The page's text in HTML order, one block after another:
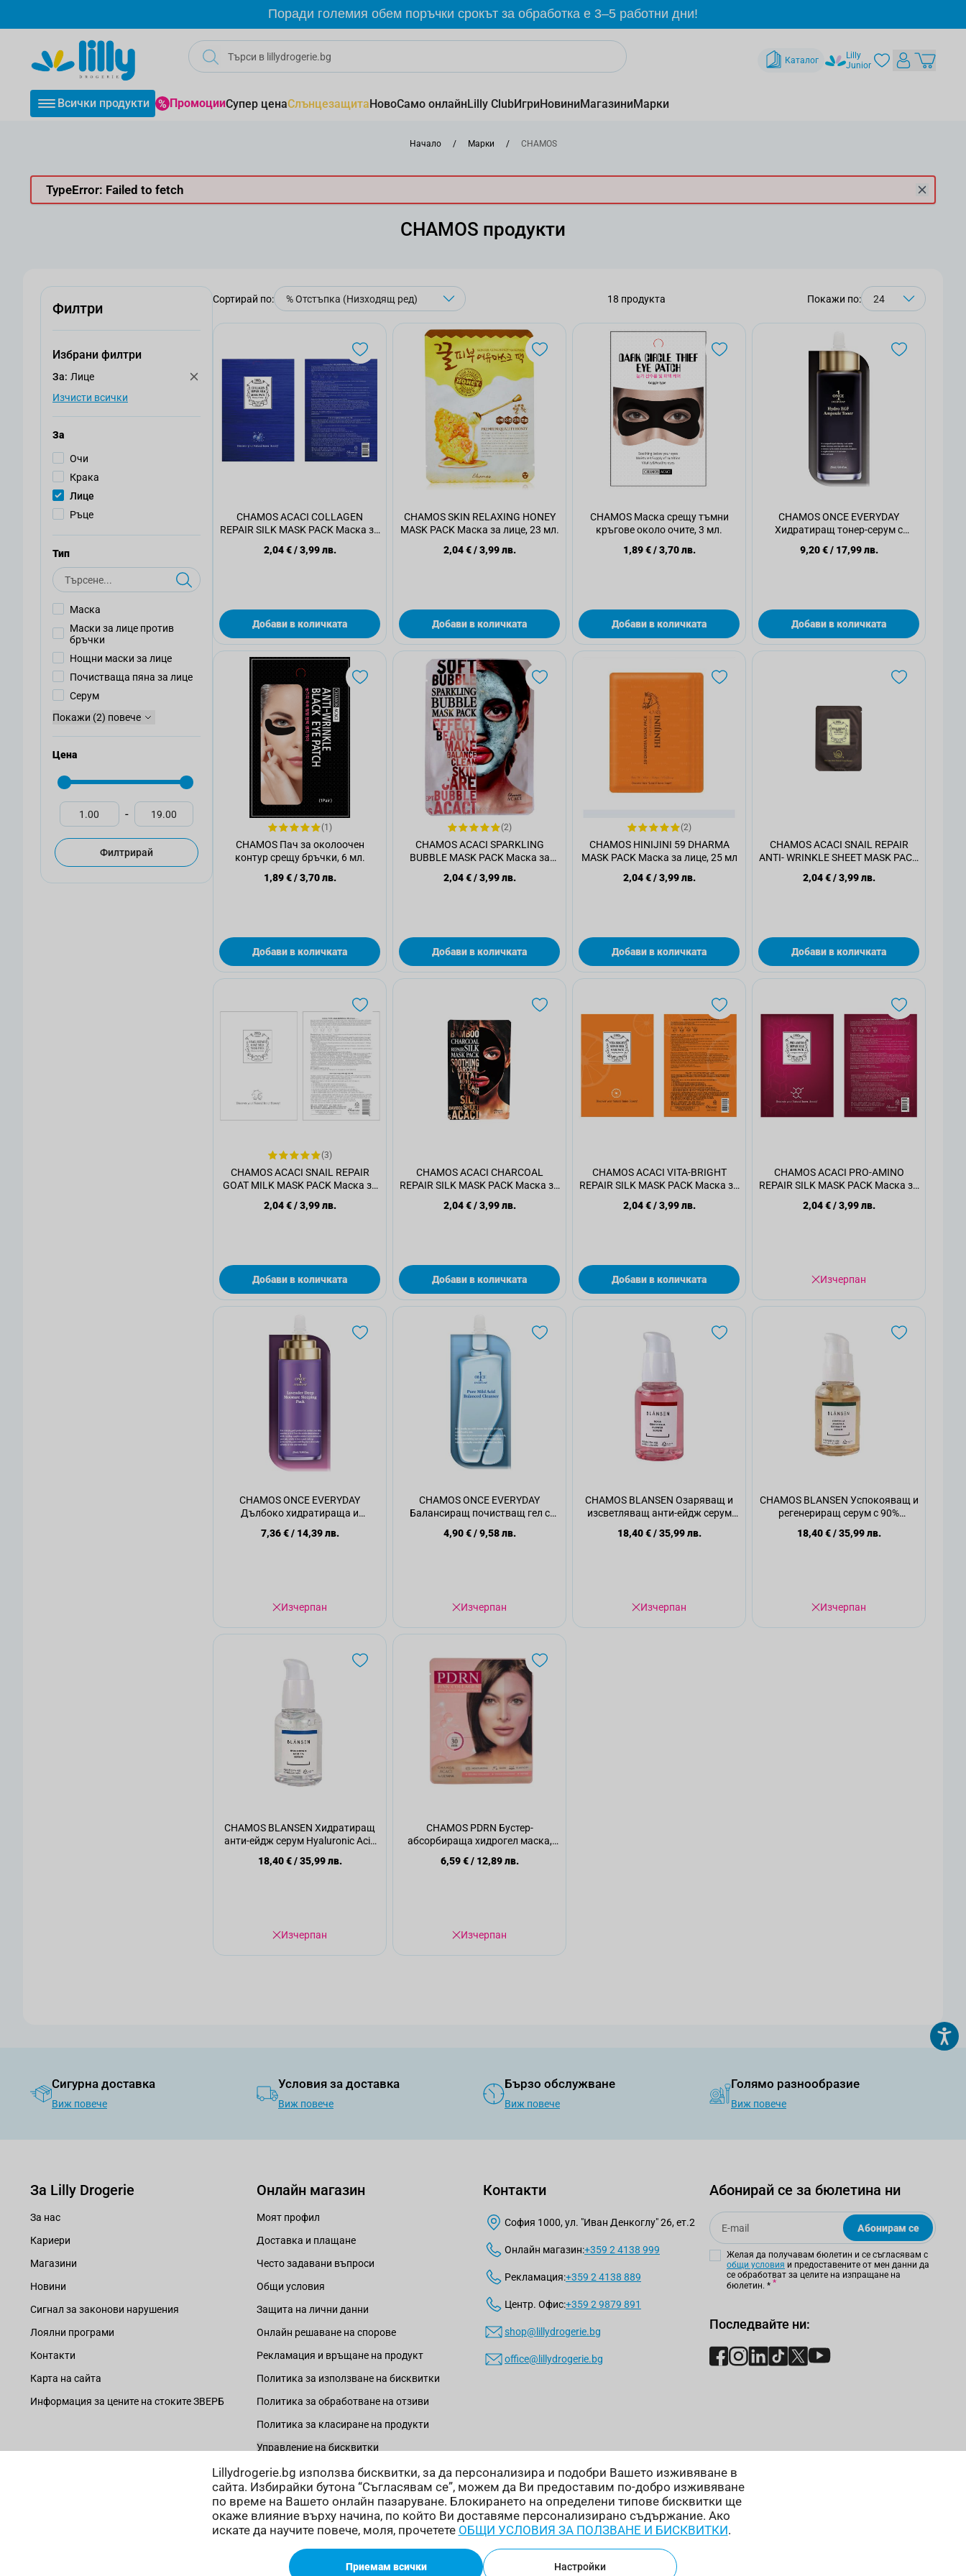
Lillydrogerie.bg използва бисквитки, за да персонализира и подобри Вашето изживяване в
сайта. Избирайки бутона “Съгласявам се”, можем да Ви предоставим по-добро изживяване
по време на Вашето онлайн пазаруване. Блокирането на определени типове бисквитки ще
окаже влияние върху начина, по който Ви доставяме персонализирано съдържание. Ако
искате да научите повече, моля, прочетете ОБЩИ УСЛОВИЯ ЗА ПОЛЗВАНЕ И БИСКВИТКИ.
Приемам всички Настройки
Поради големия обем поръчки срокът за обработка е 3–5 работни дни!
Каталог
Lilly
Junior
Всички продукти ПромоцииСупер ценаСлънцезащитаНовоСамо онлайнLilly ClubИгриНовиниМагазиниМарки
Начало / Марки / CHAMOS
TypeError: Failed to fetch
CHAMOS продукти
Филтри
Избрани филтри
За: Лице
Изчисти всички
За
Oчи
Крака
Лице
Ръце
Тип
Търсене
Маска
Маски за лице против
бръчки
Нощни маски за лице
Почистваща пяна за лице
Серум
Покажи (2) повече
Цена
-
Филтрирай
Сортирай по: 18 продукта Покажи по:
CHAMOS ACACI COLLAGEN
REPAIR SILK MASK PACK Маска за
2,04 €/3,99 лв.
Добави в количката
CHAMOS SKIN RELAXING HONEY
MASK PACK Маска за лице, 23 мл.
2,04 €/3,99 лв.
Добави в количката
CHAMOS Маска срещу тъмни
кръгове около очите, 3 мл.
1,89 €/3,70 лв.
Добави в количката
CHAMOS ONCE EVERYDAY
Хидратиращ тонер-серум с
комплекс EGF, 25 мл
9,20 €/ 17,99 лв.
Добави в количката
(1)
CHAMOS Пач за околоочен
контур срещу бръчки, 6 мл.
1,89 €/3,70 лв.
Добави в количката
(2)
CHAMOS ACACI SPARKLING
BUBBLE MASK PACK Маска за
2,04 €/3,99 лв.
Добави в количката
(2)
CHAMOS HINIJINI 59 DHARMA
MASK PACK Маска за лице, 25 мл
2,04 €/3,99 лв.
Добави в количката
CHAMOS ACACI SNAIL REPAIR
ANTI- WRINKLE SHEET MASK PACK
2,04 €/3,99 лв.
Добави в количката
(3)
CHAMOS ACACI SNAIL REPAIR
GOAT MILK MASK PACK Маска за
2,04 €/3,99 лв.
Добави в количката
CHAMOS ACACI CHARCOAL
REPAIR SILK MASK PACK Маска за
2,04 €/3,99 лв.
Добави в количката
CHAMOS ACACI VITA-BRIGHT
REPAIR SILK MASK PACK Маска за
2,04 €/3,99 лв.
Добави в количката
CHAMOS ACACI PRO-AMINO
REPAIR SILK MASK PACK Маска за
2,04 €/3,99 лв.
Изчерпан
CHAMOS ONCE EVERYDAY
Дълбоко хидратираща и
Лавандула, 25 мл
7,36 €/ 14,39 лв.
Изчерпан
CHAMOS ONCE EVERYDAY
Балансиращ почистващ гел с
4,90 €/9,58 лв.
Изчерпан
CHAMOS BLANSEN Озаряващ и
изсветляващ анти-ейдж серум
18,40 €/35,99 лв.
Изчерпан
CHAMOS BLANSEN Успокояващ и
регенериращ серум с 90%
18,40 €/35,99 лв.
Изчерпан
CHAMOS BLANSEN Хидратиращ
анти-ейдж серум Hyaluronic Acid
18,40 €/35,99 лв.
Изчерпан
CHAMOS PDRN Бустер-
абсорбираща хидрогел маска,
6,59 €/ 12,89 лв.
Изчерпан
Сигурна доставка
Виж повече
Условия за доставка
Виж повече
Бързо обслужване
Виж повече
Голямо разнообразие
Виж повече
За Lilly Drogerie
За нас
Кариери
Магазини
Новини
Сигнал за законови нарушения
Лоялни програми
Контакти
Карта на сайта
Информация за цените на стоките ЗВЕРБ
Онлайн магазин
Моят профил
Доставка и плащане
Често задавани въпроси
Общи условия
Защита на лични данни
Онлайн решаване на спорове
Рекламация и връщане на продукт
Политика за използване на бисквитки
Политика за обработване на отзиви
Политика за класиране на продукти
Управление на бисквитки
Контакти
София 1000, ул. "Иван Денкоглу" 26, ет.2
Онлайн магазин:+359 2 4138 999
Рекламация:+359 2 4138 889
Центр. Офис:+359 2 9879 891
shop@lillydrogerie.bg
office@lillydrogerie.bg
Абонирай се за бюлетина ни
Email
Абонирам се
Желая да получавам бюлетин и се съгласявам с
общи условия и предоставените от мен данни да
се обработват за целите на изпращане на
бюлетин. *
Последвайте ни:
Начини на доставка:
Copyright © 2025 Лили Дрогерие ЕООД. Всички права запазени. Онлайн магазин от